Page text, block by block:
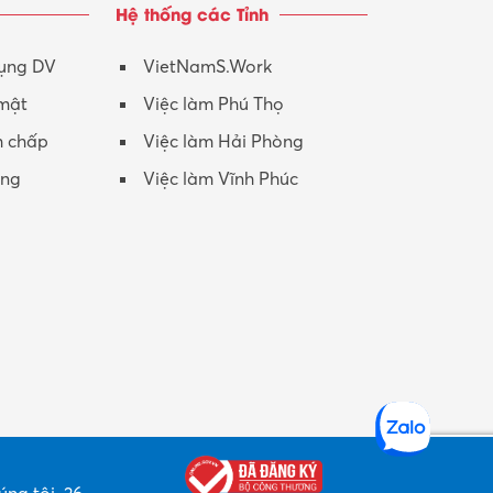
Nhân viên CSKH
Phục vụ khác
Promotion Girl (PG)
DV
chấp
Hệ thống các Tỉnh
VietNamS.Work
Việc làm Phú Thọ
Việc làm Hải Phòng
Việc làm Vĩnh Phúc